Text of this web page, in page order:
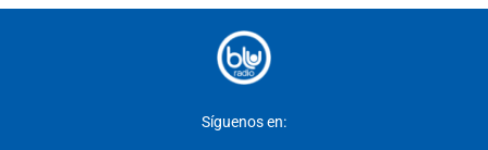
Síguenos en: